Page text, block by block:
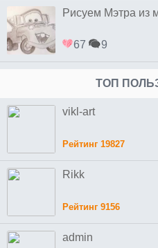
Рисуем Мэтра из
67 9
ТОП
vikl-art
Рейтинг 19827
Rikk
Рейтинг 9156
admin